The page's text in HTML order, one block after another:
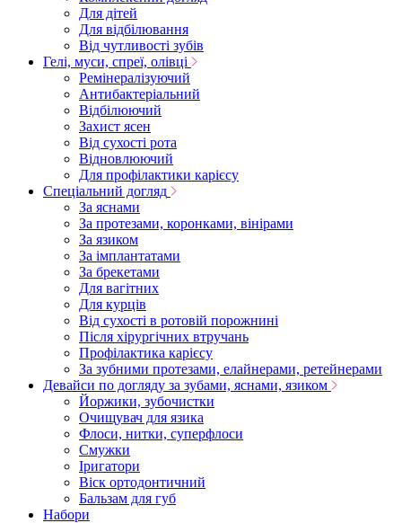
Для дітей
Для відбілювання
Від чутливості зубів
Гелі, муси, спреї, олівці
Ремінералізуючий
Антибактеріальний
Відбілюючий
Захист ясен
Від сухості рота
Відновлюючий
Для профілактики карієсу
Спеціальний догляд
За яснами
За протезами, коронками, вінірами
За язиком
За імплантатами
За брекетами
Для вагітних
Для курців
Від сухості в ротовій порожнині
Після хірургічних втручань
Профілактика карієсу
За зубними протезами, елайнерами, ретейнерами
Девайси по догляду за зубами, яснами, язиком
Йоржики, зубочистки
Очищувач для язика
Флоси, нитки, суперфлоси
Смужки
Іригатори
Віск ортодонтичний
Бальзам для губ
Набори